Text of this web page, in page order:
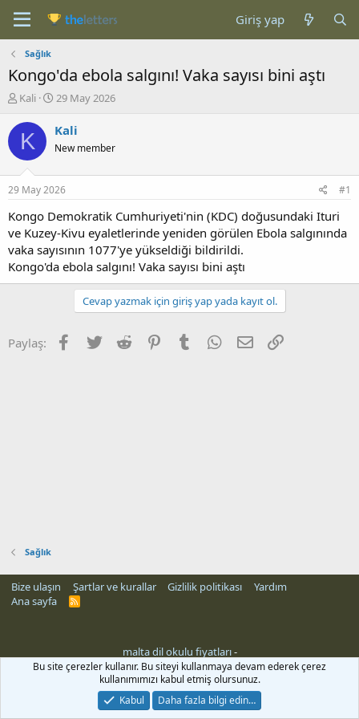
Giriş yap
Sağlık
Kongo'da ebola salgını! Vaka sayısı bini aştı
K
n
b
u
u
b
a
l
a
t
a
Kali
B
ş
a
g
ı
ç
r
i
h
29 May 2026
K Kali
New member
29 May 2026 #1
Kongo Demokratik Cumhuriyeti'nin (KDC) doğusundaki Ituri
ve Kuzey-Kivu eyaletlerinde yeniden görülen Ebola salgınında
vaka sayısının 1077'ye yükseldiği bildirildi.
Kongo'da ebola salgını! Vaka sayısı bini aştı
Cevap yazmak için giriş yap yada kayıt ol.
Paylaş: Facebook
Twitter Reddit PinterestTumblr WhatsApp
E-posta
Sağlık
Bize ulaşın Şartlar ve kurallar Gizlilik politikası
Yardım
Ana sayfa
R
malta dil okulu fiyatları-
Bu site çerezler kullanır. Bu siteyi kullanmaya devam ederek çerez
kullanımımızı kabul etmiş olursunuz.
Kabul
Daha fazla bilgi edin…